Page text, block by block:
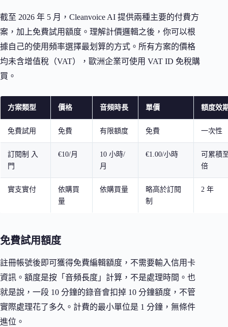
截至 2026 年 5 月，Cleanvoice AI 提供兩種主要的付費方
案，加上免費試用額度。理解計價邏輯之後，你可以根
據自己的使用頻率選擇最划算的方式。所有方案的價格
均未含增值稅（VAT），歐洲企業可使用 VAT ID 免稅購
買。
方案類型 價格 音頻時長 單價 額度效
免費試用 免費 有限額度 免費 一次性
訂閱制 入
門
€10/月
10 小時/
月
€1.00/小時
可累積
倍
實支實付
依購買
量
依購買量
略高於訂閱
制
2 年
免費試用額度
註冊帳號後即可獲得免費編輯額度，不需要輸入信用卡
資訊。額度是按「音頻長度」計算，不是處理時間。也
就是說，一段 10 分鐘的錄音會扣掉 10 分鐘額度，不管
實際處理花了多久。計費的最小單位是 1 分鐘，無條件
進位。